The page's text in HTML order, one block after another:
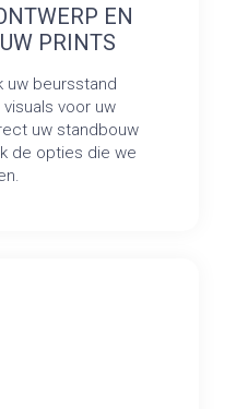
EN
PRINTS
uw beursstand
voor uw
uw standbouw
de opties die we